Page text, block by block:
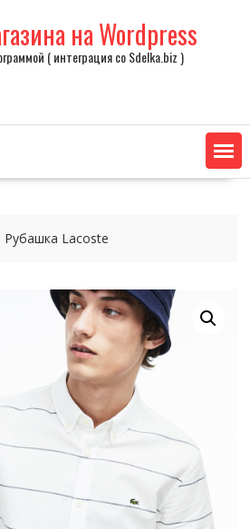
на Wordpress
( интеграция со Sdelka.biz )
Рубашка Lacoste